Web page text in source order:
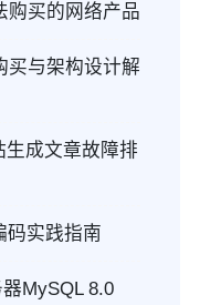
购买的网络产品
买与架构设计解
生成文章故障排
码实践指南
MySQL 8.0